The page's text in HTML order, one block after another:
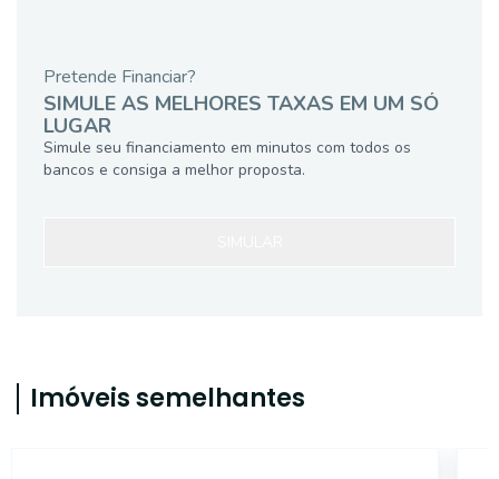
Pretende Financiar?
SIMULE AS MELHORES TAXAS EM UM SÓ
LUGAR
Simule seu financiamento em minutos com todos os
bancos e consiga a melhor proposta.
Imóveis semelhantes